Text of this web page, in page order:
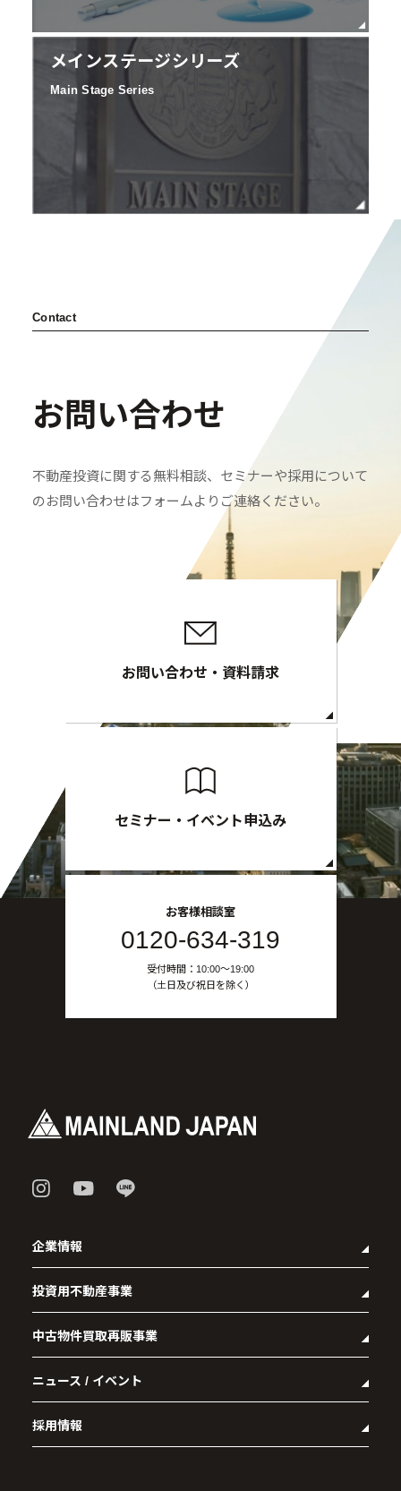
メインステージシリーズ
Main Stage Series
Contact
お問い合わせ
不動産投資に関する無料相談、セミナーや採用について
のお問い合わせはフォームよりご連絡ください。
お問い合わせ・資料請求
セミナー・イベント申込み
お客様相談室
0120-634-319
受付時間：10:00〜19:00
（土日及び祝日を除く）
企業情報
- 企業理念
- 代表メッセージ
- 会社概要
- アクセス
- 社会貢献活動
投資用不動産事業
- マンション経営をお考えの方へ
- メインランドグループの強み
- オーナーズデータ
- 資産運用型マンション メインステージシリーズ
中古物件買取再販事業
- RE:MAIN
- リノベーション物件一覧
- リノベーション物件お問い合わせ
ニュース / イベント
採用情報